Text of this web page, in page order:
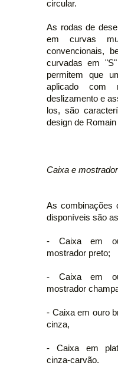
circular.
As rodas de
em curvas
convencionais,
curvadas em
permitem que
aplicado com
deslizamento e
los, são
design de Romain
Caixa e mostrador
As combinações
disponíveis são
- Caixa em
mostrador preto;
- Caixa em
mostrador
- Caixa em ouro
cinza,
- Caixa em
cinza-carvão.